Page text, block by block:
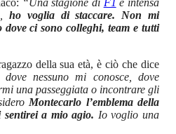
ho voglia di staccare. Non mi
ci sono colleghi, team e tutti
della sua età, è ciò che dice
dove nessuno mi conosce, dove
una passeggiata o incontrare gli
Montecarlo l’emblema della
sentirei a mio agio. Io voglio una